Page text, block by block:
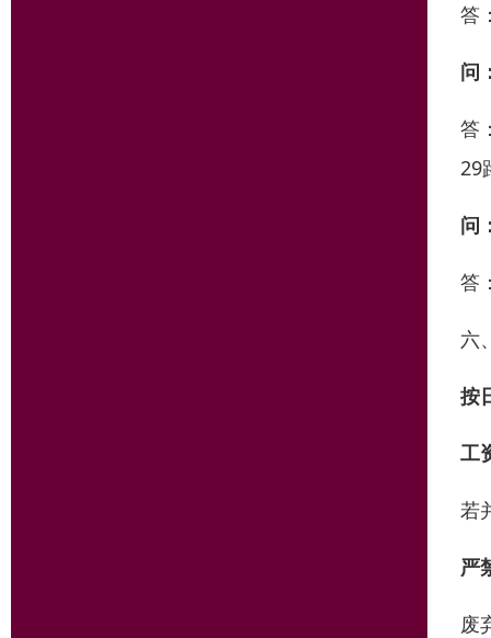
答
问
答
29
问
答
六
按
工
若
严
废